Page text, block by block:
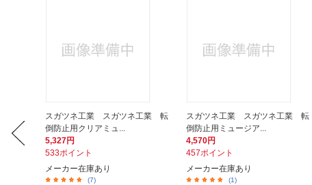
スガツネ工業 スガツネ工業 転
倒防止用クリアミュ...
5,327円
533ポイント
メーカー在庫あり
(7)
スガツネ工業 スガツネ工業 転
倒防止用ミュージア...
4,570円
457ポイント
メーカー在庫あり
(1)